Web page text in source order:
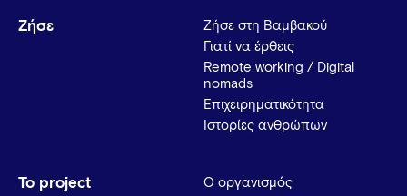
Ζήσε
Ζήσε στη Βαμβακού
Γιατί να έρθεις
Remote working / Digital
nomads
Επιχειρηματικότητα
Ιστορίες ανθρώπων
Το project
Ο οργανισμός